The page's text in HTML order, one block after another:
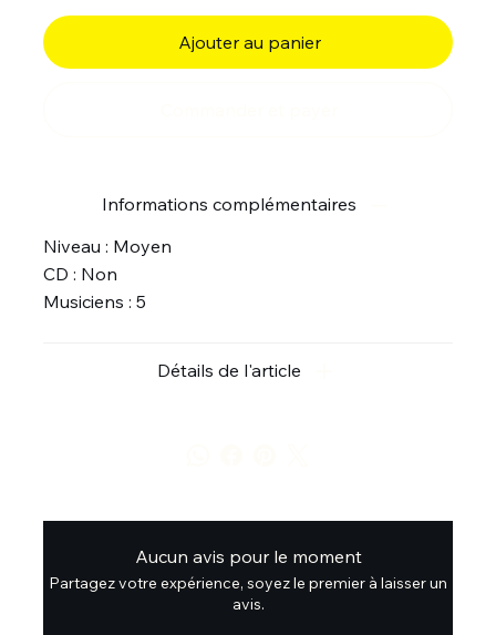
Ajouter au panier
Informations complémentaires
Niveau : Moyen
CD : Non
Musiciens : 5
Détails de l'article
Aucun avis pour le moment
Partagez votre expérience, soyez le premier à laisser un
avis.